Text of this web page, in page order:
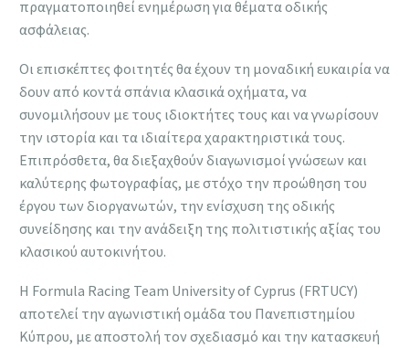
πραγματοποιηθεί ενημέρωση για θέματα οδικής
ασφάλειας.
Οι επισκέπτες φοιτητές θα έχουν τη μοναδική ευκαιρία να
δουν από κοντά σπάνια κλασικά οχήματα, να
συνομιλήσουν με τους ιδιοκτήτες τους και να γνωρίσουν
την ιστορία και τα ιδιαίτερα χαρακτηριστικά τους.
Επιπρόσθετα, θα διεξαχθούν διαγωνισμοί γνώσεων και
καλύτερης φωτογραφίας, με στόχο την προώθηση του
έργου των διοργανωτών, την ενίσχυση της οδικής
συνείδησης και την ανάδειξη της πολιτιστικής αξίας του
κλασικού αυτοκινήτου.
Η Formula Racing Team University of Cyprus (FRTUCY)
αποτελεί την αγωνιστική ομάδα του Πανεπιστημίου
Κύπρου, με αποστολή τον σχεδιασμό και την κατασκευή